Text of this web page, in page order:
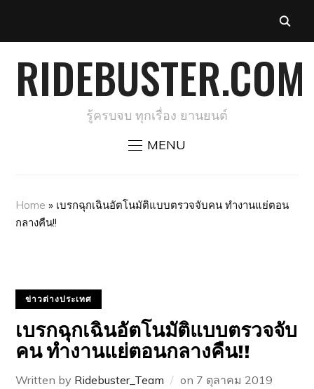
RIDEBUSTER.COM
รู้ครบจบ ทุกเรื่อง ยานยนต์
MENU
Home » เบรกฉุกเฉินอัตโนมัติแบบตรวจจับคน ทำงานแย่ตอน
กลางคืน!!
ข่าวต่างประเทศ
เบรกฉุกเฉินอัตโนมัติแบบตรวจจับ
คน ทำงานแย่ตอนกลางคืน!!
Written by Ridebuster_Team on 7 ตุลาคม 2019